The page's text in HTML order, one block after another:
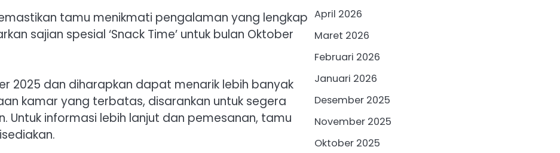
tamu menikmati pengalaman yang lengkap
sajian spesial ‘Snack Time’ untuk bulan Oktober
2025 dan diharapkan dapat menarik lebih banyak
kamar yang terbatas, disarankan untuk segera
Untuk informasi lebih lanjut dan pemesanan, tamu
April 2026
Maret 2026
Februari 2026
Januari 2026
Desember 2025
November 2025
Oktober 2025